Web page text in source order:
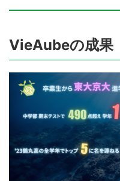
VieAubeの成果